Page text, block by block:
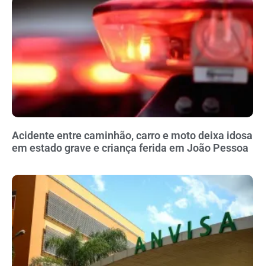
Acidente entre caminhão, carro e moto deixa idosa
em estado grave e criança ferida em João Pessoa